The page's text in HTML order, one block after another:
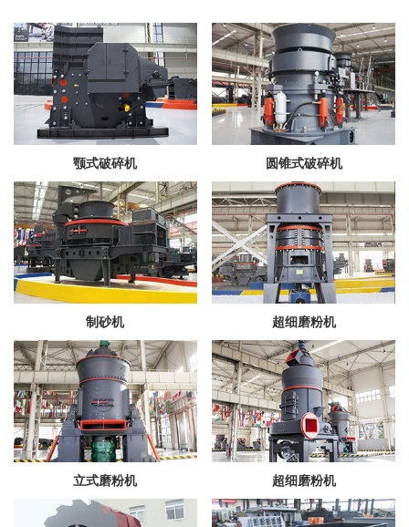
颚式破碎机 圆锥式破碎机
制砂机 超细磨粉机
立式磨粉机 超细磨粉机